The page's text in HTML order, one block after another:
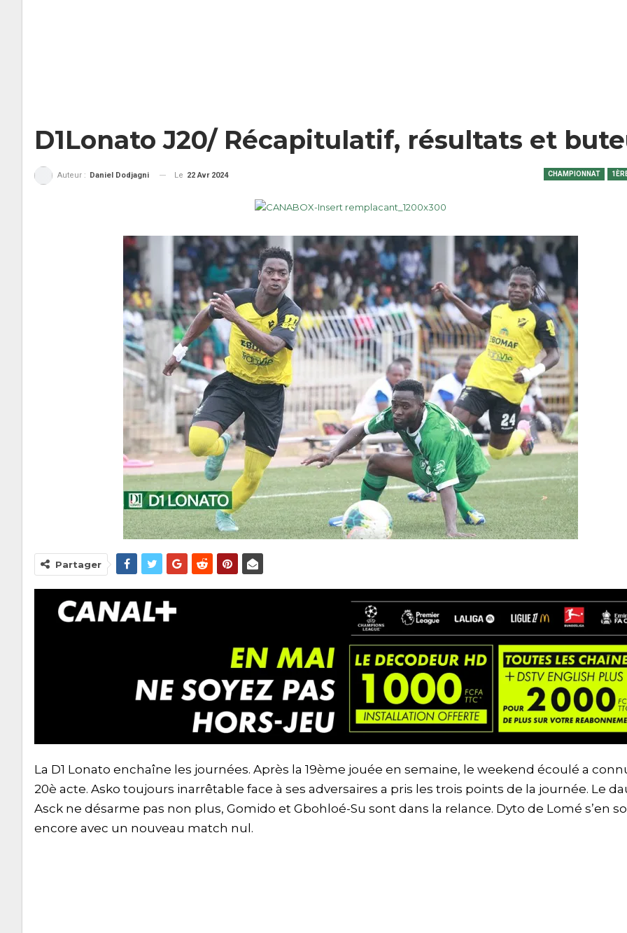
D1Lonato J20/ Récapitulatif, résultats et
CHAMPIONNAT
Auteur : Daniel Dodjagni Le 22 Avr 2024
Partager
La D1 Lonato enchaîne les journées. Après la 19ème jouée en semaine, le weekend écoulé a
20è acte. Asko toujours inarrêtable face à ses adversaires a pris les trois points de la journée. Le
Asck ne désarme pas non plus, Gomido et Gbohloé-Su sont dans la relance. Dyto de Lomé s’en
encore avec un nouveau match nul.